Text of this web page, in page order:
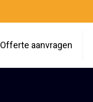
Offerte aanvragen